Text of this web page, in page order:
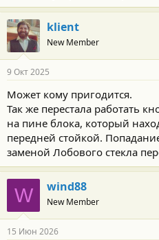
klient
New Member
9 Окт 2025
Может кому пригодится.
Так же перестала работать
на пине блока, который
передней стойкой.
заменой Лобового стекла
W wind88
New Member
15 Июн 2026